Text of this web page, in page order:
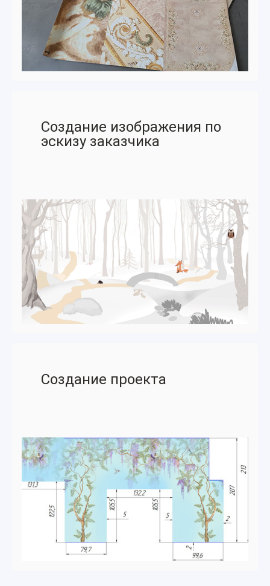
Создание изображения по
эскизу заказчика
Создание проекта